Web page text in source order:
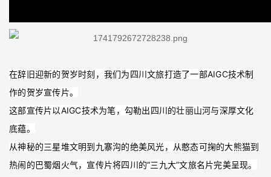
在辞旧迎新的贺岁时刻，我们为四川文旅打造了一部AIGC技术制
作的贺岁宣传片。
这部宣传片以AIGC技术为笔，勾勒出四川的壮丽山河与深厚文化
底蕴。
从神秘的三星堆文明到九寨沟的绝美风光，从憨态可掬的大熊猫到
热闹的巴蜀烟火气，宣传片将四川的“三九大”文旅名片完美呈现。